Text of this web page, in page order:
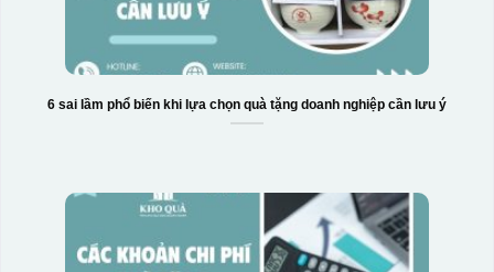
6 sai lầm phổ biến khi lựa chọn quà tặng doanh nghiệp cần lưu ý